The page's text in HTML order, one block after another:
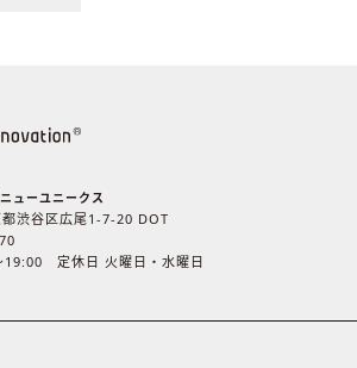
ューユニークス
渋谷区広尾1-7-20 DOT
19:00 定休日 火曜日・水曜日